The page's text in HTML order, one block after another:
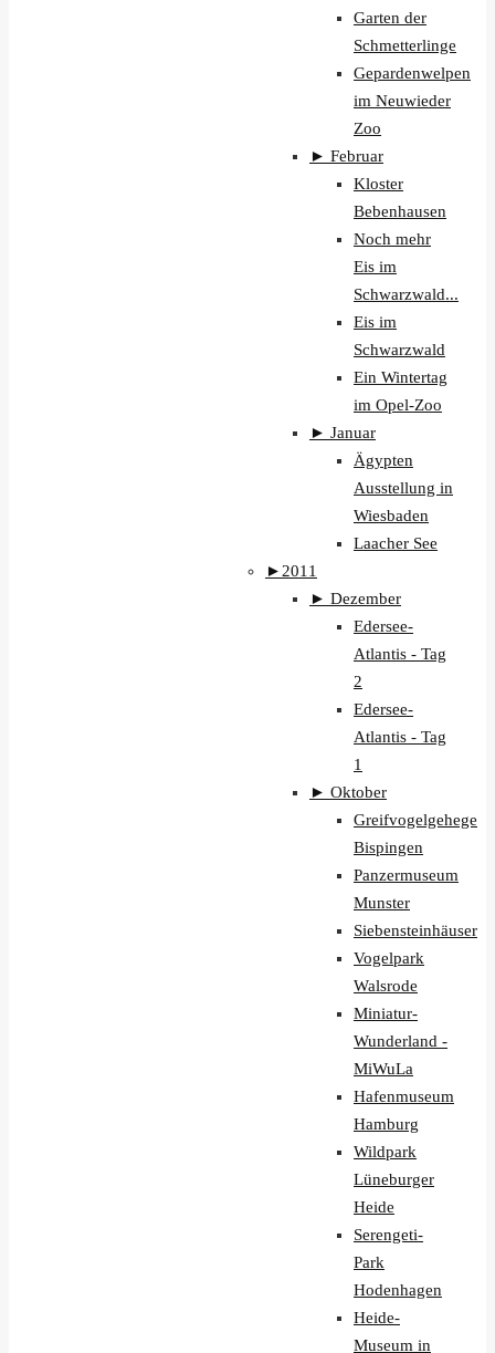
Garten der
Schmetterlinge
Gepardenwelpen
im Neuwieder
Zoo
► Februar
Kloster
Bebenhausen
Noch mehr
Eis im
Schwarzwald...
Eis im
Schwarzwald
Ein Wintertag
im Opel-Zoo
► Januar
Ägypten
Ausstellung in
Wiesbaden
Laacher See
► 2011
► Dezember
Edersee-
Atlantis - Tag
2
Edersee-
Atlantis - Tag
1
► Oktober
Greifvogelgehege
Bispingen
Panzermuseum
Munster
Siebensteinhäuser
Vogelpark
Walsrode
Miniatur-
Wunderland -
MiWuLa
Hafenmuseum
Hamburg
Wildpark
Lüneburger
Heide
Serengeti-
Park
Hodenhagen
Heide-
Museum in